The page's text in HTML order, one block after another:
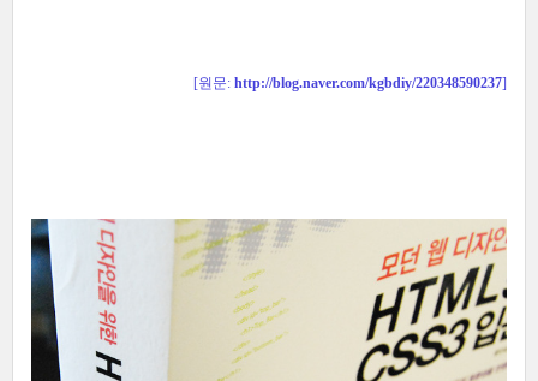
[원문: http://blog.naver.com/kgbdiy/220348590237]